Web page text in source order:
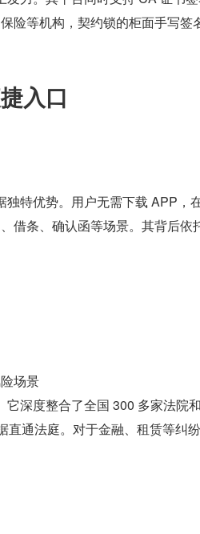
险等机构，契约锁的柜面手写签
入口
特优势。用户无需下载 APP，
借条、确认函等场景。其背后依
场景
深度整合了全国 300 多家法院
直通法庭。对于金融、租赁等纠